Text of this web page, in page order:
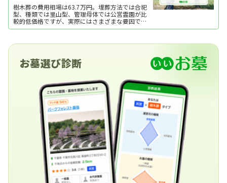
樹木葬の費用相場は63.7万円。埋葬方法では合祀
型、種類では里山型、管理母体では公営霊園が比
較的低価格ですが、実際にはさまざまな要因で費
用が変動します。ここでは、樹木葬の費用相場と
お墓選び診断